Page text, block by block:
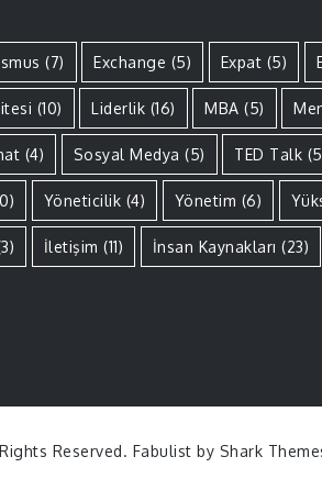
(7) Exchange (5) Expat (5)
(10) Liderlik (16) MBA (5)
(4) Sosyal Medya (5) TED Talk
Yöneticilik (4) Yönetim (6)
İletişim (11) İnsan Kaynakları (23)
Reserved. Fabulist by Shark